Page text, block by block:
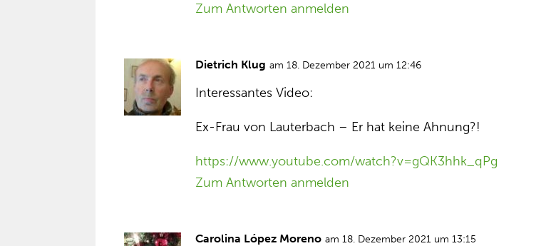
Zum Antworten anmelden
Dietrich Klug am 18. Dezember 2021 um 12:46
Interessantes Video:
Ex-Frau von Lauterbach – Er hat keine Ahnung?!
https://www.youtube.com/watch?v=gQK3hhk_qPg
Zum Antworten anmelden
Carolina López Moreno am 18. Dezember 2021 um 13:15